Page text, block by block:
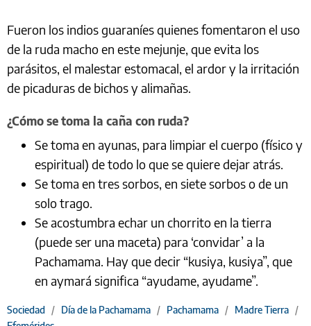
Fueron los indios guaraníes quienes fomentaron el uso
de la ruda macho en este mejunje, que evita los
parásitos, el malestar estomacal, el ardor y la irritación
de picaduras de bichos y alimañas.
¿Cómo se toma la caña con ruda?
Se toma en ayunas, para limpiar el cuerpo (físico y
espiritual) de todo lo que se quiere dejar atrás.
Se toma en tres sorbos, en siete sorbos o de un
solo trago.
Se acostumbra echar un chorrito en la tierra
(puede ser una maceta) para ‘convidar’ a la
Pachamama. Hay que decir “kusiya, kusiya”, que
en aymará significa “ayudame, ayudame”.
Sociedad / Día de la Pachamama / Pachamama / Madre Tierra /